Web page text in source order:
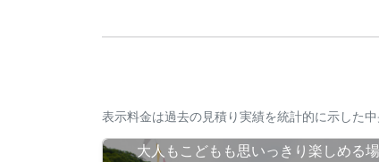
表示料金は過去の見積り実績を統計的に示した
大人もこどもも思いっきり楽しめる